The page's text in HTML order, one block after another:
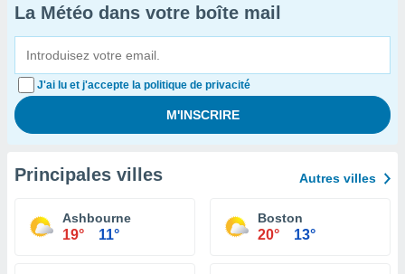
La Météo dans votre boîte mail
J'ai lu et j'accepte la politique de privacité
Principales villes Autres villes
Ashbourne
19° 11°
Boston
20° 13°